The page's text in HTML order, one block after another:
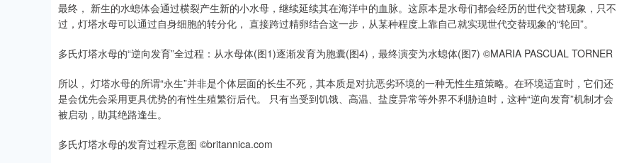
最终， 新生的水螅体会通过横裂产生新的小水母，继续延续其在海洋中的血脉。这原本是水母们都会经历的世代交替现象，只不
过，灯塔水母可以通过自身细胞的转分化， 直接跨过精卵结合这一步，从某种程度上靠自己就实现世代交替现象的“轮回”。
多氏灯塔水母的“逆向发育”全过程：从水母体(图1)逐渐发育为胞囊(图4)，最终演变为水螅体(图7) ©MARIA PASCUAL TORNER
所以， 灯塔水母的所谓“永生”并非是个体层面的长生不死，其本质是对抗恶劣环境的一种无性生殖策略。在环境适宜时，它们还
是会优先会采用更具优势的有性生殖繁衍后代。 只有当受到饥饿、高温、盐度异常等外界不利胁迫时，这种“逆向发育”机制才会
被启动，助其绝路逢生。
多氏灯塔水母的发育过程示意图 ©britannica.com